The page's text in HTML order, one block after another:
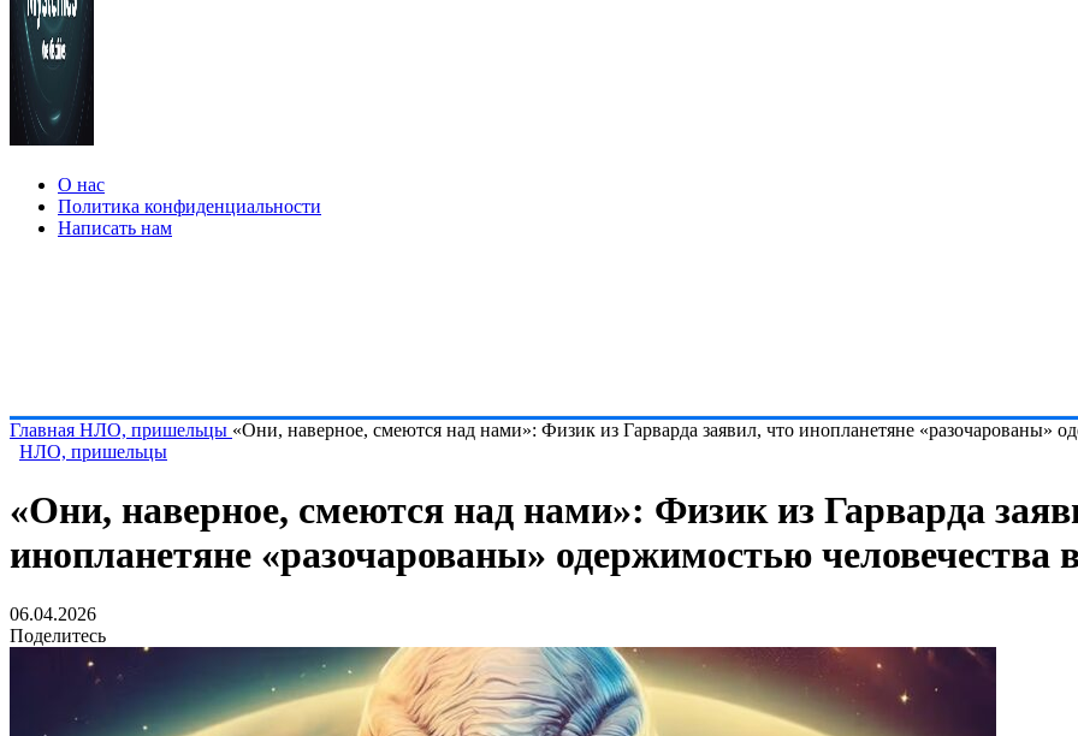
О нас
Политика конфиденциальности
Написать нам
Главная НЛО, пришельцы «Они, наверное, смеются над нами»: Физик из Гарварда заявил, что инопланетяне «разочарованы»
НЛО, пришельцы
«Они, наверное, смеются над нами»: Физик из Гарварда
инопланетяне «разочарованы» одержимостью человечества
06.04.2026
Поделитесь